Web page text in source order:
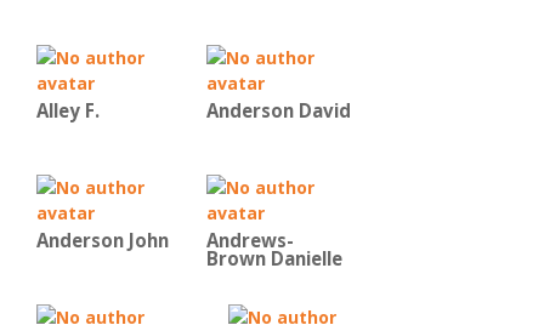
Alley F. Anderson David
Anderson John Andrews-
Brown Danielle